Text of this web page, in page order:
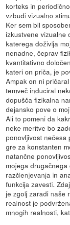
korteks in
vzbudi vizualno
Ker sem bil
izkustvene vizualne
katerega doživlja
nenadne, čeprav
kvantitativno
kateri on priča, je
Ampak on ni
temveč induciral
dopušča fizikalna
dejansko pove o
Ali to pomeni da
neke meritve bo
ponovljivost nečesa
gre za konstanten
natančne
mojega
razčlenjevanja in
funkcija zavesti.
je zgolj zaradi naše
realnost je
mnogih realnosti,